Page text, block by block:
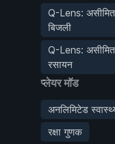
Q-Lens: असीमित
बिजली
Q-Lens: असीमित
रसायन
प्लेयर मॉड
अनलिमिटेड
रक्षा गुणक